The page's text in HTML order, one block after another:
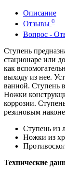
Описание
Отзывы 0
Вопрос -
Ступень
стационаре или
как
выходу из нее.
ванной. Ступень
Ножки
коррозии.
резиновым
Ступень из
Ножки из
Технические